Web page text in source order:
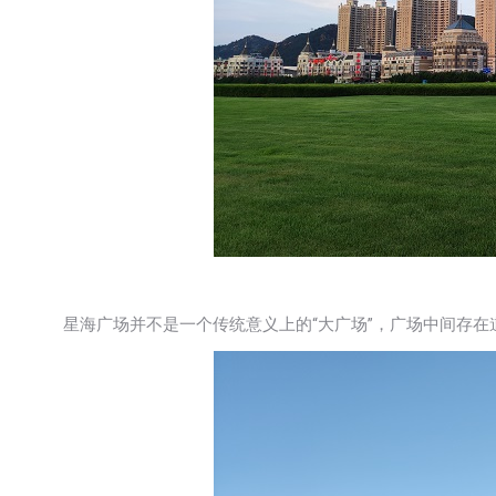
星海广场并不是一个传统意义上的“大广场”，广场中间存